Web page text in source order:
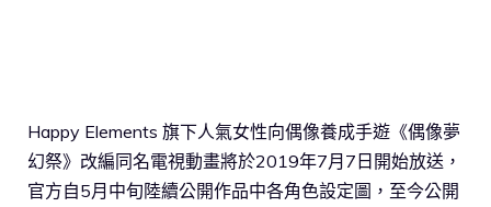
Happy Elements 旗下人氣女性向偶像養成手遊《偶像夢
幻祭》改編同名電視動畫將於2019年7月7日開始放送，
官方自5月中旬陸續公開作品中各角色設定圖，至今公開